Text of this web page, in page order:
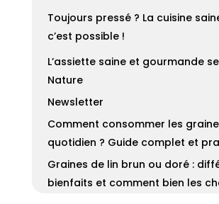
Toujours pressé ? La cuisine
c’est possible !
L’assiette saine et gourmande
Nature
Newsletter
Comment consommer les
quotidien ? Guide complet et
Graines de lin brun ou doré :
bienfaits et comment bien les